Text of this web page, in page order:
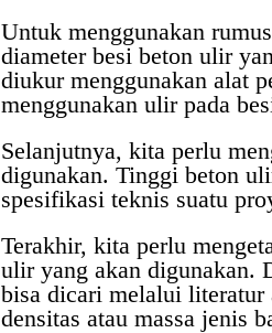
Untuk menggunakan
diameter besi beton ulir
diukur menggunakan alat
menggunakan ulir pada
Selanjutnya, kita perlu
digunakan. Tinggi beton
spesifikasi teknis suatu
Terakhir, kita perlu
ulir yang akan digunakan.
bisa dicari melalui literatur
densitas atau massa jenis